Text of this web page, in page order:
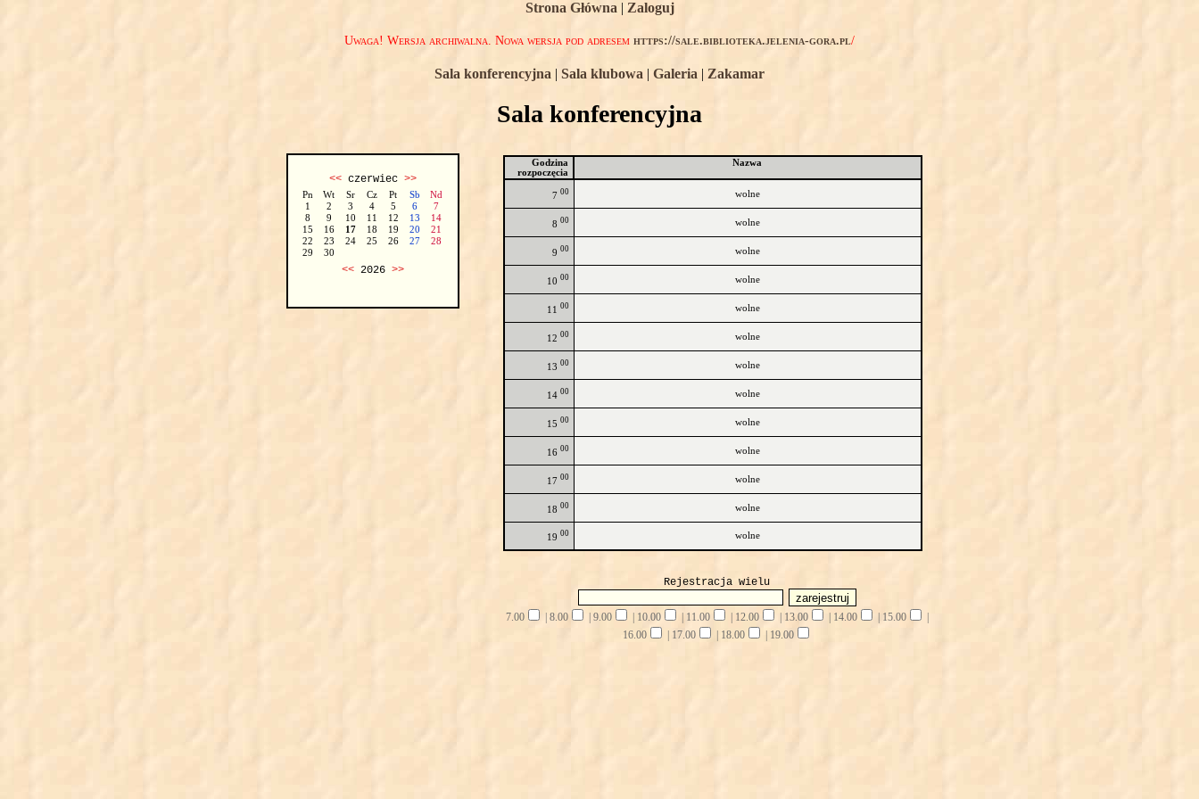
Strona Główna | Zaloguj
Uwaga! Wersja archiwalna. Nowa wersja pod adresem https://sale.biblioteka.jelenia-gora.pl/
Sala konferencyjna | Sala klubowa | Galeria | Zakamar
Sala konferencyjna
<<czerwiec >>
Pn Wt Sr Cz Pt Sb
Nd
1
2 3 4 5 6
7
8
9 10 11 12 13
14
15
16 17 18 19 20
21
22
23 24 25 26 27
28
29
30
<<2026 >>
Godzina
rozpoczęcia
Nazwa
7 00 wolne
8 00 wolne
9 00 wolne
10 00 wolne
11 00 wolne
12 00 wolne
13 00 wolne
14 00 wolne
15 00 wolne
16 00 wolne
17 00 wolne
18 00 wolne
19 00 wolne
Rejestracja wielu
7.00 8.00 9.00 10.00 11.00 12.00 13.00 14.00 15.00
16.00
17.00 18.00 19.00